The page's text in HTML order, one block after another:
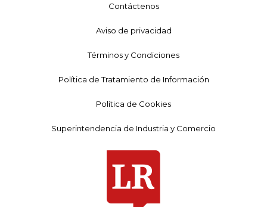
Contáctenos
Aviso de privacidad
Términos y Condiciones
Política de Tratamiento de Información
Política de Cookies
Superintendencia de Industria y Comercio